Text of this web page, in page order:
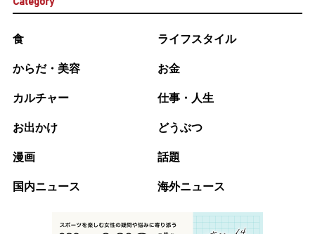
食 ライフスタイル
からだ・美容 お金
カルチャー 仕事・人生
お出かけ どうぶつ
漫画 話題
国内ニュース 海外ニュース